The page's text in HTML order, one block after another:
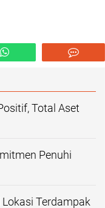
Total Aset
Penuhi
Terdampak